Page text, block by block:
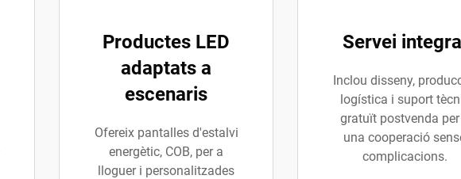
Productes LED
adaptats a
escenaris
Ofereix pantalles d'estalvi
energètic, COB, per a
lloguer i personalitzades
Servei integral
Inclou disseny,
logística i suport
gratuït postvenda per
una cooperació
complicacions.